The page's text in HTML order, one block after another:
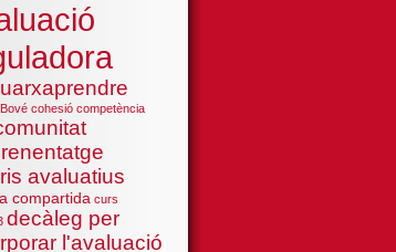
cohesió competència
avaluatius
compartida curs
decàleg per
l'avaluació